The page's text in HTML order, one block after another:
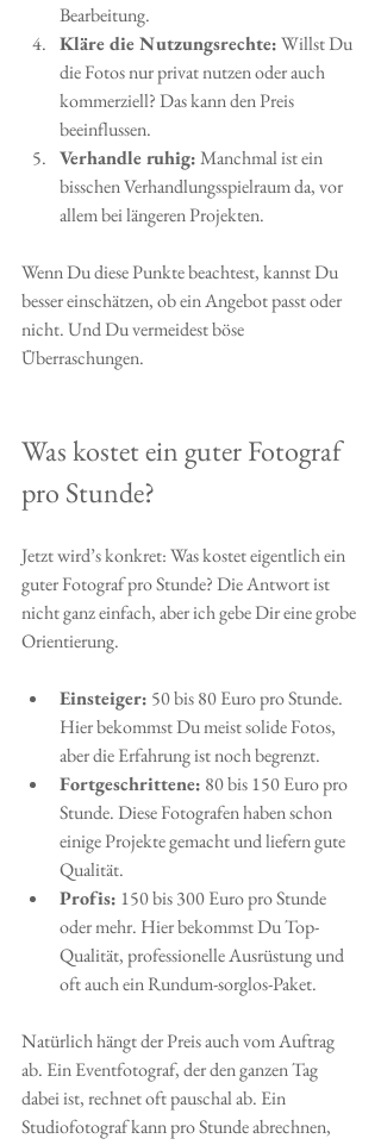
Bearbeitung.
Kläre die Nutzungsrechte: Willst Du
die Fotos nur privat nutzen oder auch
kommerziell? Das kann den Preis
beeinflussen.
Verhandle ruhig: Manchmal ist ein
bisschen Verhandlungsspielraum da, vor
allem bei längeren Projekten.
Wenn Du diese Punkte beachtest, kannst Du
besser einschätzen, ob ein Angebot passt oder
nicht. Und Du vermeidest böse
Überraschungen.
Was kostet ein guter Fotograf
pro Stunde?
Jetzt wird’s konkret: Was kostet eigentlich ein
guter Fotograf pro Stunde? Die Antwort ist
nicht ganz einfach, aber ich gebe Dir eine grobe
Orientierung.
Einsteiger: 50 bis 80 Euro pro Stunde.
Hier bekommst Du meist solide Fotos,
aber die Erfahrung ist noch begrenzt.
Fortgeschrittene: 80 bis 150 Euro pro
Stunde. Diese Fotografen haben schon
einige Projekte gemacht und liefern gute
Qualität.
Profis: 150 bis 300 Euro pro Stunde
oder mehr. Hier bekommst Du Top-
Qualität, professionelle Ausrüstung und
oft auch ein Rundum-sorglos-Paket.
Natürlich hängt der Preis auch vom Auftrag
ab. Ein Eventfotograf, der den ganzen Tag
dabei ist, rechnet oft pauschal ab. Ein
Studiofotograf kann pro Stunde abrechnen,